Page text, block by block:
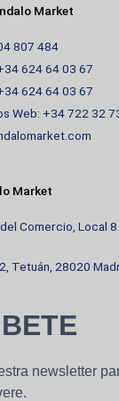
Market
807 484
624 64 03 67
624 64 03 67
Web: +34 722 32
Market
Comercio, Local 8
Tetuán, 28020
newsletter